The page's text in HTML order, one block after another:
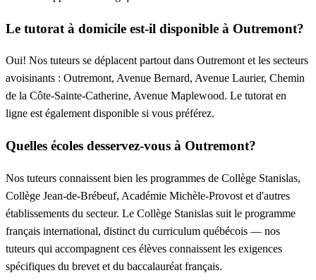
Le tutorat à domicile est-il disponible à Outremont?
Oui! Nos tuteurs se déplacent partout dans Outremont et les secteurs
avoisinants : Outremont, Avenue Bernard, Avenue Laurier, Chemin
de la Côte-Sainte-Catherine, Avenue Maplewood. Le tutorat en
ligne est également disponible si vous préférez.
Quelles écoles desservez-vous à Outremont?
Nos tuteurs connaissent bien les programmes de Collège Stanislas,
Collège Jean-de-Brébeuf, Académie Michèle-Provost et d'autres
établissements du secteur. Le Collège Stanislas suit le programme
français international, distinct du curriculum québécois — nos
tuteurs qui accompagnent ces élèves connaissent les exigences
spécifiques du brevet et du baccalauréat français.